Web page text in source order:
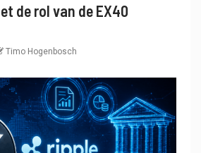
de rol van de EX40
Timo Hogenbosch